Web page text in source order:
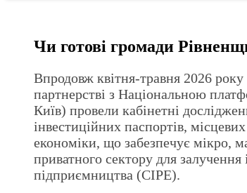
Чи готові громади
Впродовж квітня-травня 2026
партнерстві з Національною
Київ) провели кабінетні
інвестиційних паспортів,
економіки, що забезпечує мікро,
приватного сектору для
підприємництва (СІРЕ).